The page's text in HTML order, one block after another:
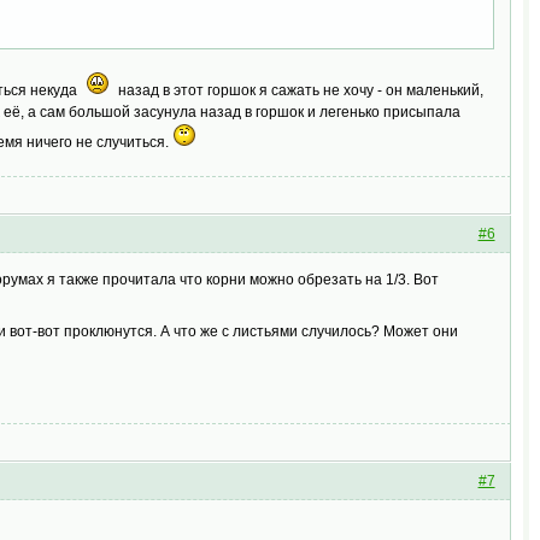
некуда
назад в этот горшок я сажать не хочу - он маленький,
а сам большой засунула назад в горшок и легенько присыпала
ничего не случиться.
#6
я также прочитала что корни можно обрезать на 1/3. Вот
вот проклюнутся. А что же с листьями случилось? Может они
#7